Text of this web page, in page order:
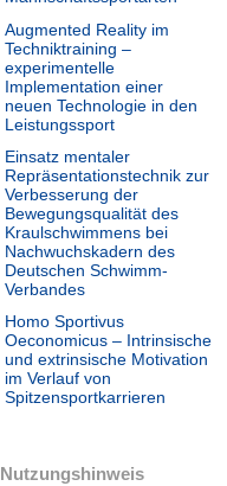
Augmented Reality im
Techniktraining –
experimentelle
Implementation einer
neuen Technologie in den
Leistungssport
Einsatz mentaler
Repräsentationstechnik zur
Verbesserung der
Bewegungsqualität des
Kraulschwimmens bei
Nachwuchskadern des
Deutschen Schwimm-
Verbandes
Homo Sportivus
Oeconomicus – Intrinsische
und extrinsische Motivation
im Verlauf von
Spitzensportkarrieren
Nutzungshinweis